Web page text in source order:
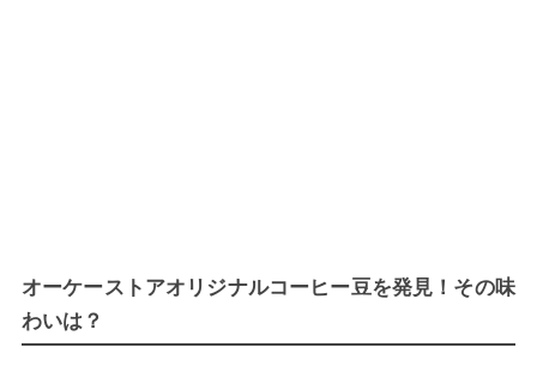
オーケーストアオリジナルコーヒー豆を発見！その味
わいは？